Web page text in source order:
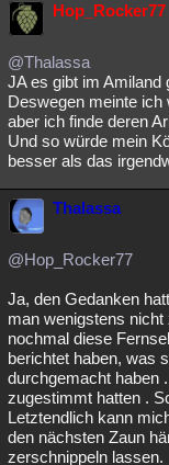
Hop_Rocker77
@Thalassa
JA es gibt im Amiland
Deswegen meinte ich
aber ich finde deren
Und so würde mein
besser als das
Thalassa
@Hop_Rocker77
Ja, den Gedanken
man wenigstens
nochmal diese
berichtet haben, was
durchgemacht haben
zugestimmt hatten .
Letztendlich kann
den nächsten Zaun
zerschnippeln lassen.